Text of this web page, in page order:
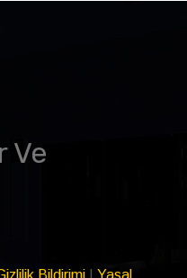
Ve
Bildirimi Yasal